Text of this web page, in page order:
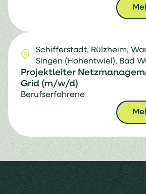
Schifferstadt, Rülzheim,
Singen (Hohentwiel), Bad
Projektleiter
Grid (m/w/d)
Berufserfahrene